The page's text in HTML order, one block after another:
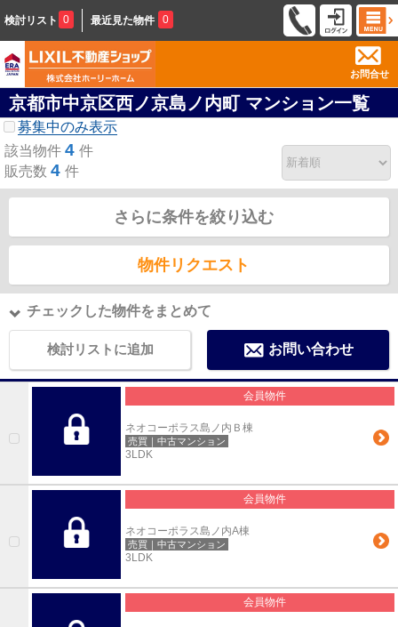
検討リスト 0 最近見た物件 0
お問合せ
京都市中京区西ノ京島ノ内町 マンション一覧
募集中のみ表示
該当物件 4 件
販売数 4 件
さらに条件を絞り込む
物件リクエスト
チェックした物件をまとめて
検討リストに追加 お問い合わせ
会員物件
ネオコーポラス島ノ内Ｂ棟
売買｜中古マンション
3LDK
会員物件
ネオコーポラス島ノ内A棟
売買｜中古マンション
3LDK
会員物件